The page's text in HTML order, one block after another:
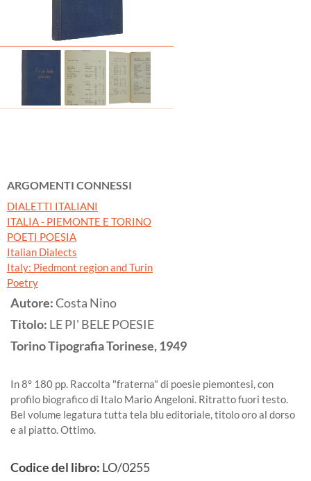
ARGOMENTI CONNESSI
DIALETTI ITALIANI
ITALIA - PIEMONTE E TORINO
POETI POESIA
Italian Dialects
Italy: Piedmont region and Turin
Poetry
Autore:Costa Nino
Titolo: LE PI' BELE POESIE
TorinoTipografia Torinese,1949
In 8° 180 pp. Raccolta "fraterna" di poesie piemontesi, con
profilo biografico di Italo Mario Angeloni. Ritratto fuori testo.
Bel volume legatura tutta tela blu editoriale, titolo oro al dorso
e al piatto. Ottimo.
Codice del libro: LO/0255